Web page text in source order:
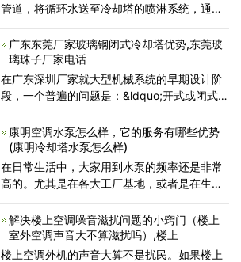
管道，将循环水送至冷却塔的喷淋系统，通过
面；干燥的空气在风机的作用下由底部入风网
进入塔内，热水流经
广东东莞厂家玻璃钢闭式冷却塔优势,东莞玻
璃珠子厂家电话
在广东深圳厂家就大型机械系统的早期设计阶
段，一个普遍的问题是：&ldquo;开式或闭式玻
代排热技术方面，开式和闭式玻璃钢冷却塔都
为工程师，安装人员和
康明空调水泵怎么样，它的服务有哪些优势
(康明冷却塔水泵怎么样)
在日常生活中，大家用到水泵的频率还是非常
高的。尤其是在各大工厂基地，或者是在生产
家来说，是很重要的工业设备工具。它可以输
送液体、气体混合物
解决楼上空调噪音滋扰问题的小窍门（楼上
室外空调声音大不算滋扰吗）,楼上
楼上空调外机的声音大算不是扰民。如果楼上